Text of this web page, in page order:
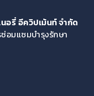
อรี่ อีควิปเม้นท์ จำกัด
อมแซมบำรุงรักษา